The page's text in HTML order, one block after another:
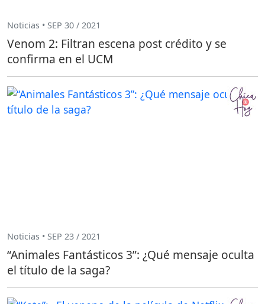
Noticias • SEP 30 / 2021
Venom 2: Filtran escena post crédito y se
confirma en el UCM
Noticias • SEP 23 / 2021
“Animales Fantásticos 3”: ¿Qué mensaje oculta
el título de la saga?